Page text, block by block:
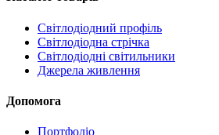
Світлодіодний профіль
Світлодіодна стрічка
Світлодіодні світильники
Джерела живлення
Допомога
Портфоліо